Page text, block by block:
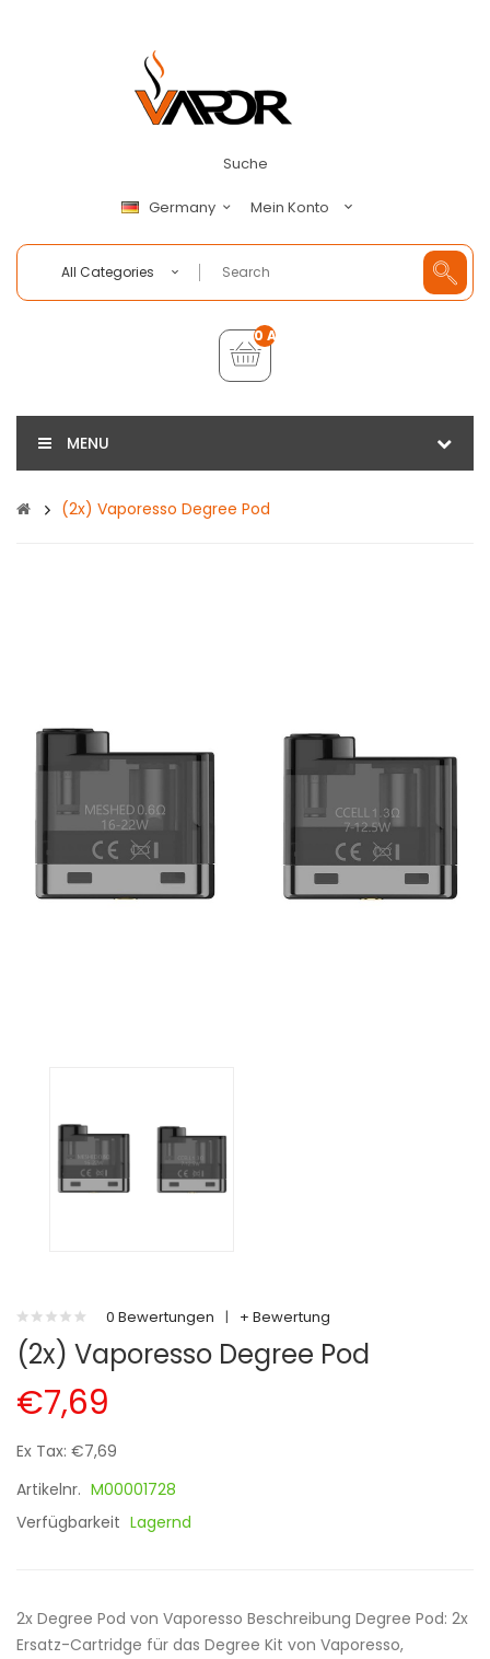
Suche
Germany Mein Konto
All Categories
0 Artikel - €0,00
MENU
(2x) Vaporesso Degree Pod
0 Bewertungen | + Bewertung
(2x) Vaporesso Degree Pod
€7,69
Ex Tax: €7,69
Artikelnr. M00001728
Verfügbarkeit Lagernd
2x Degree Pod von Vaporesso Beschreibung Degree Pod: 2x
Ersatz-Cartridge für das Degree Kit von Vaporesso,